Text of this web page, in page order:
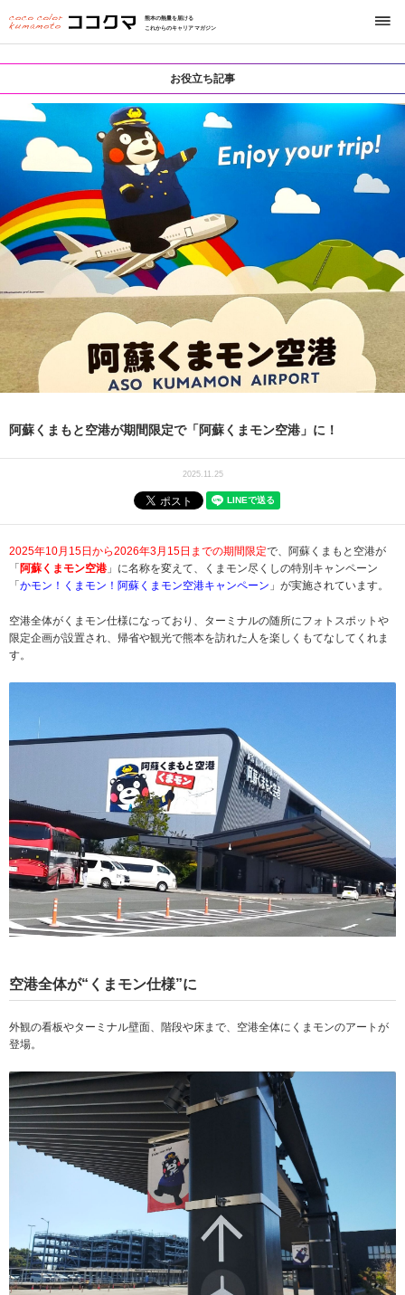
熊本の熱量を届ける
これからのキャリアマガジン
お役立ち記事
阿蘇くまもと空港が期間限定で「阿蘇くまモン空港」に！
2025.11.25
2025年10月15日から2026年3月15日までの期間限定で、阿蘇くまもと空港が
「阿蘇くまモン空港 」に名称を変えて、くまモン尽くしの特別キャンペーン
「かモン！くまモン！阿蘇くまモン空港キャンペーン 」が実施されています。
空港全体がくまモン仕様になっており、ターミナルの随所にフォトスポットや
限定企画が設置され、帰省や観光で熊本を訪れた人を楽しくもてなしてくれま
す。
空港全体が“くまモン仕様”に
外観の看板やターミナル壁面、階段や床まで、空港全体にくまモンのアートが
登場。